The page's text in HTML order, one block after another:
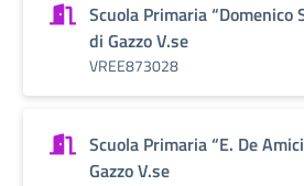
Scuola Primaria “Domenico
di Gazzo V.se
VREE873028
Scuola Primaria “E. De
Gazzo V.se